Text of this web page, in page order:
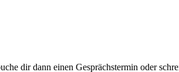
dir dann einen Gesprächstermin oder